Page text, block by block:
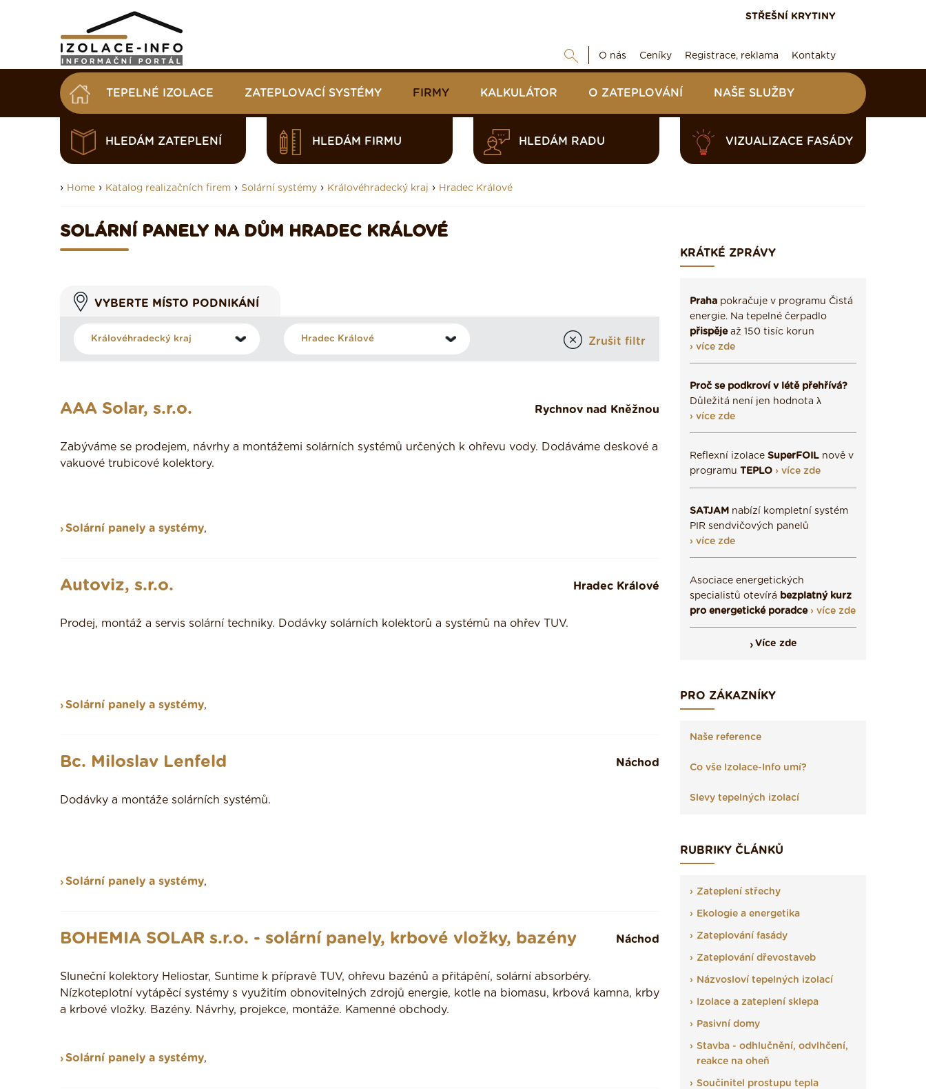
STŘEŠNÍ KRYTINY
O nás Ceníky Registrace, reklama Kontakty
TEPELNÉ IZOLACE ZATEPLOVACÍ SYSTÉMY FIRMY KALKULÁTOR O ZATEPLOVÁNÍ NAŠE SLUŽBY
HLEDÁM ZATEPLENÍ HLEDÁM FIRMU HLEDÁM RADU VIZUALIZACE FASÁDY
› Home › Katalog realizačních firem › Solární systémy › Královéhradecký kraj › Hradec Králové
SOLÁRNÍ PANELY NA DŮM HRADEC KRÁLOVÉ
VYBERTE MÍSTO PODNIKÁNÍ
Zrušit filtr
AAA Solar, s.r.o. Rychnov nad Kněžnou
Zabýváme se prodejem, návrhy a montážemi solárních systémů určených k ohřevu vody. Dodáváme deskové a
vakuové trubicové kolektory.
Solární panely a systémy,
Autoviz, s.r.o. Hradec Králové
Prodej, montáž a servis solární techniky. Dodávky solárních kolektorů a systémů na ohřev TUV.
Solární panely a systémy,
Bc. Miloslav Lenfeld Náchod
Dodávky a montáže solárních systémů.
Solární panely a systémy,
BOHEMIA SOLAR s.r.o. - solární panely, krbové vložky, bazény Náchod
Sluneční kolektory Heliostar, Suntime k přípravě TUV, ohřevu bazénů a přitápění, solární absorbéry.
Nízkoteplotní vytápěcí systémy s využitím obnovitelných zdrojů energie, kotle na biomasu, krbová kamna, krby
a krbové vložky. Bazény. Návrhy, projekce, montáže. Kamenné obchody.
Solární panely a systémy,
KRÁTKÉ ZPRÁVY
Praha pokračuje v programu Čistá
energie. Na tepelné čerpadlo
přispějeaž 150 tisíc korun
› více zde
Proč se podkroví v létě přehřívá?
Důležitá není jen hodnota λ
› více zde
Reflexní izolace SuperFOIL nově v
programu TEPLO › více zde
SATJAM nabízí kompletní systém
PIR sendvičových panelů
› více zde
Asociace energetických
specialistů otevírá bezplatný kurz
pro energetické poradce › více zde
Více zde
PRO ZÁKAZNÍKY
Naše reference
Co vše Izolace-Info umí?
Slevy tepelných izolací
RUBRIKY ČLÁNKŮ
Zateplení střechy
Ekologie a energetika
Zateplování fasády
Zateplování dřevostaveb
Názvosloví tepelných izolací
Izolace a zateplení sklepa
Pasivní domy
Stavba - odhlučnění, odvlhčení,
reakce na oheň
Součinitel prostupu tepla